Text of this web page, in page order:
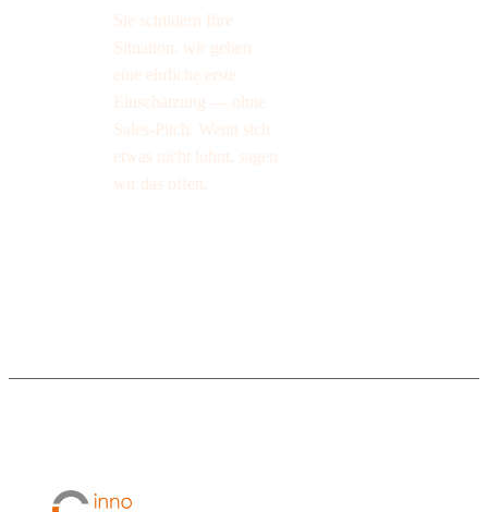
Sie schildern Ihre
Situation, wir geben
eine ehrliche erste
Einschätzung — ohne
Sales-Pitch. Wenn sich
etwas nicht lohnt, sagen
wir das offen.